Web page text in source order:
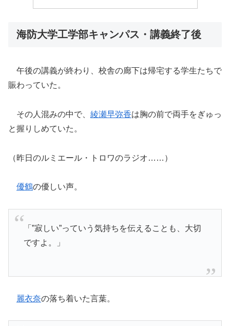
海防大学工学部キャンパス・講義終了後
午後の講義が終わり、校舎の廊下は帰宅する学生たちで
賑わっていた。
その人混みの中で、 綾瀬早弥香は胸の前で両手をぎゅっ
と握りしめていた。
（昨日のルミエール・トロワのラジオ……）
優鶴の優しい声。
「”寂しい”っていう気持ちを伝えることも、大切
ですよ。」
麗衣奈の落ち着いた言葉。